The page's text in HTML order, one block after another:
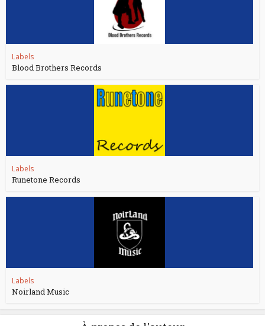
Labels
Blood Brothers Records
Labels
Runetone Records
Labels
Noirland Music